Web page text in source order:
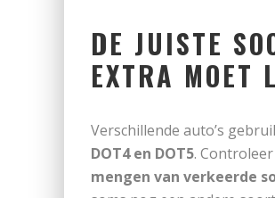
DE JUISTE
EXTRA MOET
Verschillende auto’s
DOT4 en DOT5.
mengen van verkeerde